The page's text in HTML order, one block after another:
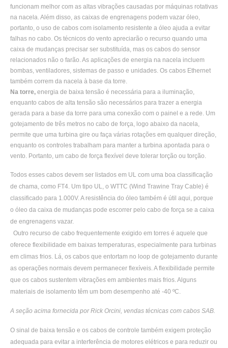
funcionam melhor com as altas vibrações causadas por máquinas rotativas
na nacela. Além disso, as caixas de engrenagens podem vazar óleo,
portanto, o uso de cabos com isolamento resistente a óleo ajuda a evitar
falhas no cabo. Os técnicos do vento apreciarão o recurso quando uma
caixa de mudanças precisar ser substituída, mas os cabos do sensor
relacionados não o farão. As aplicações de energia na nacela incluem
bombas, ventiladores, sistemas de passo e unidades. Os cabos Ethernet
também correm da nacela à base da torre.
Na torre, energia de baixa tensão é necessária para a iluminação,
enquanto cabos de alta tensão são necessários para trazer a energia
gerada para a base da torre para uma conexão com o painel e a rede. Um
gotejamento de três metros no cabo de força, logo abaixo da nacela,
permite que uma turbina gire ou faça várias rotações em qualquer direção,
enquanto os controles trabalham para manter a turbina apontada para o
vento. Portanto, um cabo de força flexível deve tolerar torção ou torção.
Todos esses cabos devem ser listados em UL com uma boa classificação
de chama, como FT4. Um tipo UL, o WTTC (Wind Trawine Tray Cable) é
classificado para 1.000V. A resistência do óleo também é útil aqui, porque
o óleo da caixa de mudanças pode escorrer pelo cabo de força se a caixa
de engrenagens vazar.
Outro recurso de cabo frequentemente exigido em torres é aquele que
oferece flexibilidade em baixas temperaturas, especialmente para turbinas
em climas frios. Lá, os cabos que entortam no loop de gotejamento durante
as operações normais devem permanecer flexíveis. A flexibilidade permite
que os cabos sustentem vibrações em ambientes mais frios. Alguns
materiais de isolamento têm um bom desempenho até -40 ºC.
A seção acima fornecida por Rick Orcini, vendas técnicas com cabos SAB.
O sinal de baixa tensão e os cabos de controle também exigem proteção
adequada para evitar a interferência de motores elétricos e para reduzir ou